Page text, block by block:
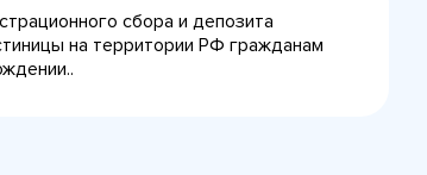
сбора и депозита
на территории РФ гражданам